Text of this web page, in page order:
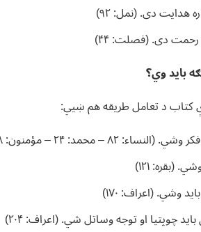
هدایت دی. (نمل: ۹۲)
رحمت دی. (فصلت: ۴۴)
باید وي؟
کتاب د تعامل طریقه هم ښيي:
۸۲ – محمد: ۲۴ – مؤمنون: ۶۸).
(بقره: ۱۲۱)
وشي. (اعراف: ۱۷۰)
چوپتیا او توجه وساتل شي. (اعراف: ۲۰۴)